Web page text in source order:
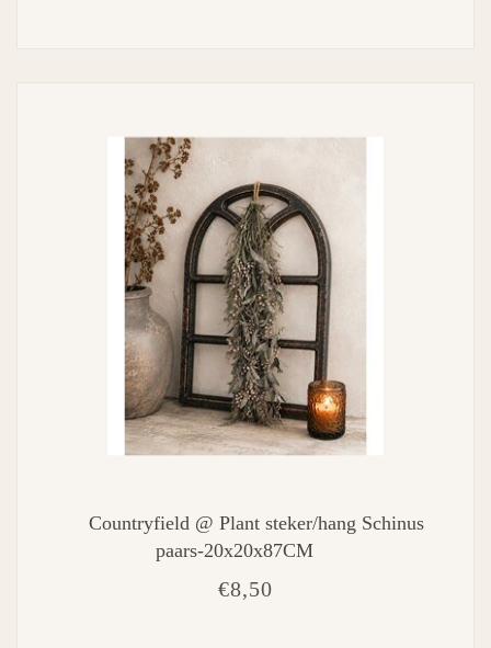
Countryfield @ Plant steker/hang Schinus
paars-20x20x87CM
€8,50